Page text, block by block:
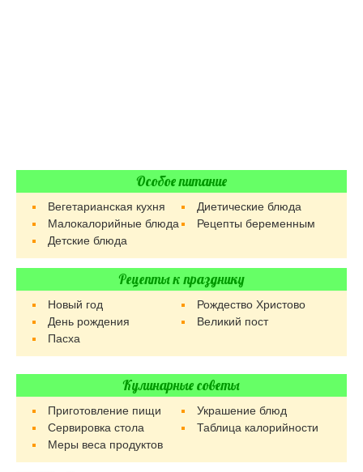
Особое питание
Вегетарианская кухня
Диетические блюда
Малокалорийные блюда
Рецепты беременным
Детские блюда
Рецепты к празднику
Новый год
Рождество Христово
День рождения
Великий пост
Пасха
Кулинарные советы
Приготовление пищи
Украшение блюд
Сервировка стола
Таблица калорийности
Меры веса продуктов